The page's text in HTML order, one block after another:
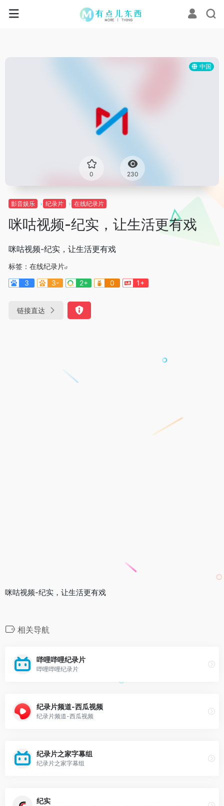
中国
0 230
影音娱乐 纪录片 在线纪录片
咪咕视频-纪实，让生活更有戏
咪咕视频-纪实，让生活更有戏
标签： 在线纪录片
3
3- 2+ 0 1+
链接直达
咪咕视频-纪实，让生活更有戏
相关导航
哔哩哔哩纪录片
哔哩哔哩纪录片
纪录片频道-西瓜视频
纪录片频道-西瓜视频
纪录片之家字幕组
纪录片之家字幕组
纪实